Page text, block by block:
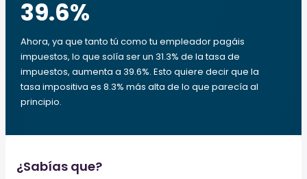
39.6%
Ahora, ya que tanto tú como tu empleador pagáis
impuestos, lo que solía ser un 31.3% de la tasa de
impuestos, aumenta a 39.6%. Esto quiere decir que la
tasa impositiva es 8.3% más alta de lo que parecía al
principio.
¿Sabías que?